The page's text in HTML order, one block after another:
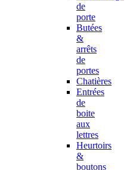
de
porte
Butées
&
arrêts
de
portes
Chatières
Entrées
de
boite
aux
lettres
Heurtoirs
&
boutons